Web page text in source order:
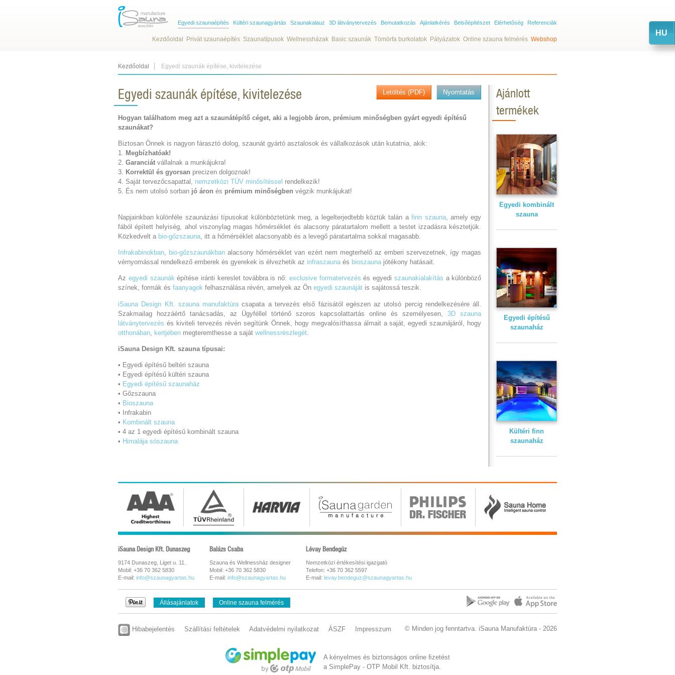
Egyedi szaunaépítés Kültéri szaunagyártás Szaunakalauz 3D látványtervezés Bemutatkozás Ajánlatkérés Belsőépítészet Elérhetőség Referenciák
Kezdőoldal Privát szaunaépítés Szaunatípusok Wellnessházak Basic szaunák Tömörfa burkolatok Pályázatok Online szauna felmérés Webshop
Kezdőoldal Egyedi szaunák építése, kivitelezése
Nyomtatás
Letöltés (PDF)
Egyedi szaunák építése, kivitelezése
Hogyan találhatom meg azt a szaunátépítő céget, aki a legjobb áron, prémium minőségben gyárt egyedi építésű
szaunákat?
Biztosan Önnek is nagyon fárasztó dolog, szaunát gyártó asztalosok és vállalkozások után kutatnia, akik:
1. Megbízhatóak!
2. Garanciát vállalnak a munkájukra!
3. Korrektül és gyorsan precizen dolgoznak!
4. Saját tervezőcsapattal, nemzetközi TÜV minősítéssel rendelkezik!
5. És nem utolsó sorban jó áron és prémium minőségben végzik munkájukat!
Napjainkban különféle szaunázási típusokat különböztetünk meg, a legelterjedtebb köztük talán afinn szauna, amely egy
fából épített helyiség, ahol viszonylag magas hőmérséklet és alacsony páratartalom mellett a testet izzadásra késztetjük.
Közkedvelt a bio-gőzszauna , itt a hőmérséklet alacsonyabb és a levegő páratartalma sokkal magasabb.
Infrakabinokban bio-gőzszaunákban alacsony hőmérséklet van ezért nem megterhelő az emberi szervezetnek, így magas
vérnyomással rendelkező emberek és gyerekek is élvezhetik az infraszauna és bioszauna jótékony hatásait.
Az egyedi szaunáképítése iránti kereslet továbbra is nő: exclusive formatervezés és egyedi szaunakialakítás a különböző
színek, formák és faanyagok felhasználása révén, amelyek az Ön egyedi szaunáját is sajátossá teszik.
iSauna Design Kft. szauna manufaktúra csapata a tervezés első fázisától egészen az utolsó percig rendelkezésére áll.
Szakmailag hozzáértő tanácsadás, az Ügyféllel történő szoros kapcsolattartás online és személyesen,3D szauna
látványtervezés és kiviteli tervezés révén segítünk Önnek, hogy megvalósíthassa álmait a saját, egyedi szaunájáról, hogy
otthonában kertjében megteremthesse a saját wellnessrészlegét
iSauna Design Kft. szauna típusai:
• Egyedi építésű beltéri szauna
• Egyedi építésű kültéri szauna
• Egyedi építésű szaunaház
• Gőzszauna
• Bioszauna
• Infrakabin
• Kombinált szauna
• 4 az 1 egyedi építésű kombinált szauna
• Himalája sószauna
Ajánlott
termékek
Egyedi kombinált
szauna
Egyedi építésű
szaunaház
Kültéri finn
szaunaház
iSauna Design Kft. Dunaszeg
9174 Dunaszeg, Liget u. 11.
Mobil: +36 70 362 5830
E-mail: info@szaunagyartas.hu
Balázs Csaba
Szauna és Wellnessház designer
Mobil: +36 70 362 5830
E-mail: info@szaunagyartas.hu
Lévay Bendegúz
Nemzetközi értékesítési igazgató
Telefon: +36 70 362 5597
E-mail: levay.bendeguz@szaunagyartas.hu
Állásajánlatok Online szauna felmérés
Hibabejelentés Szállítási feltételek Adatvédelmi nyilatkozat ÁSZF Impresszum © Minden jog fenntartva. iSauna Manufaktúra - 2026
A kényelmes és biztonságos online ﬁzetést
a SimplePay - OTP Mobil Kft. biztosítja.
HU